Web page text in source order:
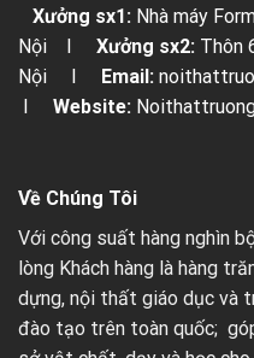
Xưởng sx1: Nhà máy
Nội I Xưởng sx2: Thôn
Nội I Email:
I Website:
Về Chúng Tôi
Với công suất hàng nghìn
lòng Khách hàng là hàng
dựng, nội thất giáo dục và
đào tạo trên toàn quốc;